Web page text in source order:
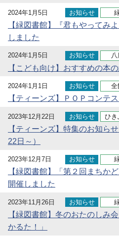
2024年1月5日 お知らせ
【緑図書館】『君もやってみ
しました
2024年1月5日 お知らせ 八
【こども向け】おすすめの本
2024年1月1日 お知らせ 全
【ティーンズ】ＰＯＰコンテ
2023年12月22日 お知らせ ひき
【ティーンズ】特集のお知ら
22日～）
2023年12月7日 お知らせ
【緑図書館】「第２回まちか
開催しました
2023年11月26日 お知らせ
【緑図書館】冬のおたのしみ
かるた！」